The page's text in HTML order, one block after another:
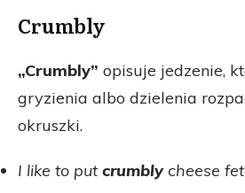
Crumbly
„Crumbly” opisuje jedzenie,
gryzienia albo dzielenia
okruszki.
I like to putcrumblycheese